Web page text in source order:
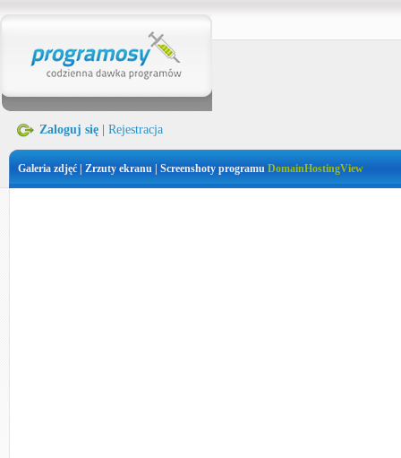
Zaloguj się Rejestracja
Galeria zdjęć | Zrzuty ekranu | Screenshoty programu DomainHostingView